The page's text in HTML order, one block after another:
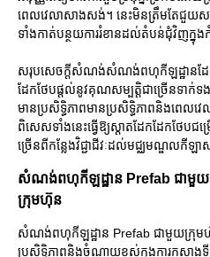
ពេលវេលាសាងសង់។ នេះមិនត្រឹមតែជួយស
ទាំងកាត់បន្ថយការរំខានដល់តំបន់ជុំវិញក្
សរុបសេចក្ដីសំណង់សំណង់ពហុកីឡដ្ឋាន
ដែកថែបផ្តល់នូវគុណសម្បត្តិជាច្រើនទាក់ទង
មានប្រសិទ្ធិភាពមានប្រសិទ្ធិភាពនិងពេ
ពិសេសទាំងនេះធ្វើឱ្យស្តាតដែកដែកថែប
ច្រើនពីកន្លែងវិជ្ជាជីវៈដល់មជ្ឈមណ្ឌលកី
សំណង់ពហុកីឡដ្ឋាន Prefab ជាមួ
ក្រុមហ៊ុន
សំណង់ពហុកីឡដ្ឋាន Prefab ជាមួយក្រុមហ៊ុ
ប្រសិទ្ធិភាពនិងចំណាយខ្ពស់ក្នុងការកសាងទី